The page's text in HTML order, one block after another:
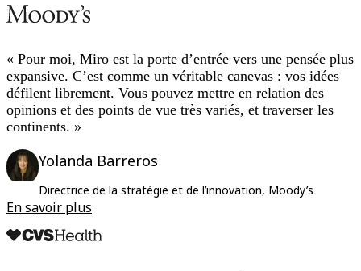
« Pour moi, Miro est la porte d’entrée vers une pensée plus
expansive. C’est comme un véritable canevas : vos idées
défilent librement. Vous pouvez mettre en relation des
opinions et des points de vue très variés, et traverser les
continents. »
Yolanda Barreros
Directrice de la stratégie et de l’innovation, Moody’s
En savoir plus